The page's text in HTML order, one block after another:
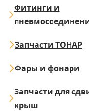
Фитинги и
Запчасти ТОНАР
Фары и фонари
Запчасти для
крыш